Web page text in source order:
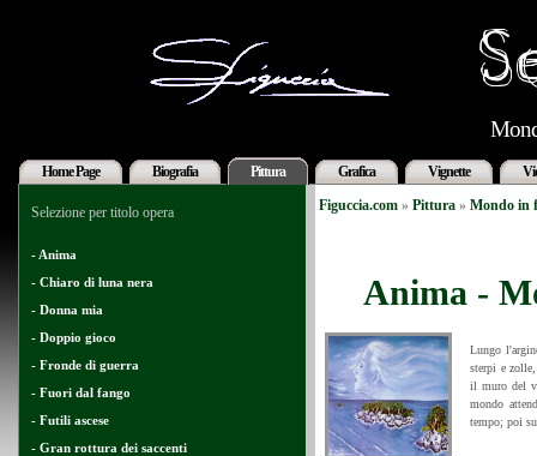
Home Page Biografia Pittura Grafica Vignette
Figuccia.com » Pittura » Mondo in
Selezione per titolo opera
- Anima
- Chiaro di luna nera
- Donna mia
- Doppio gioco
- Fronde di guerra
- Fuori dal fango
- Futili ascese
- Gran rottura dei saccenti
Anima -
Lungo
sterpi e
il muro del
mondo
tempo; poi